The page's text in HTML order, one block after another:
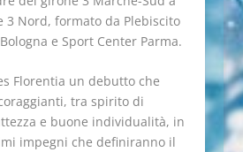
3 Nord, formato da Plebiscito
e Sport Center Parma.
Florentia un debutto che
tra spirito di
e buone individualità, in
impegni che definiranno il